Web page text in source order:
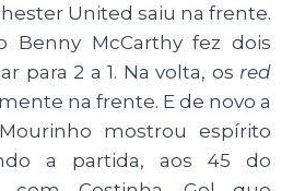
United saiu na frente.
Benny McCarthy fez dois
para 2 a 1. Na volta, os red
na frente. E de novo a
mostrou espírito
a partida, aos 45 do